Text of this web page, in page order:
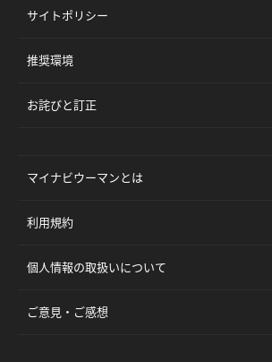
サイトポリシー
推奨環境
お詫びと訂正
マイナビウーマンとは
利用規約
個人情報の取扱いについて
ご意見・ご感想